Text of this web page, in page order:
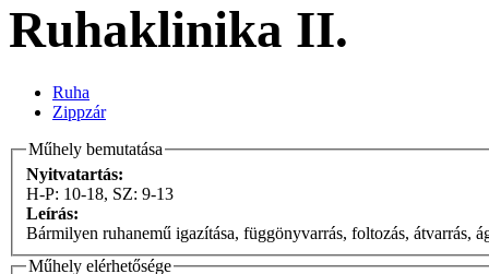
Ruhaklinika II.
Ruha
Zippzár
Műhely bemutatása
Nyitvatartás:
H-P: 10-18, SZ: 9-13
Leírás:
Bármilyen ruhanemű igazítása, függönyvarrás, foltozás, átvarrás,
Műhely elérhetősége